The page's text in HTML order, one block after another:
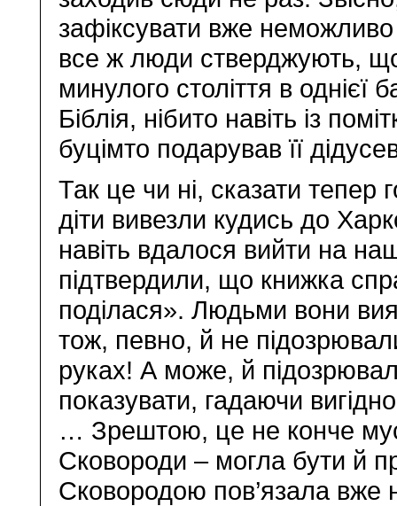
зафіксувати вже
все ж люди стверджують,
минулого століття в однієї
Біблія, нібито навіть із
буцімто подарував її
Так це чи ні, сказати тепер
діти вивезли кудись до
навіть вдалося вийти на
підтвердили, що книжка
поділася». Людьми вони
тож, певно, й не
руках! А може, й
показувати, гадаючи
… Зрештою, це не конче
Сковороди – могла бути й
Сковородою пов’язала вже